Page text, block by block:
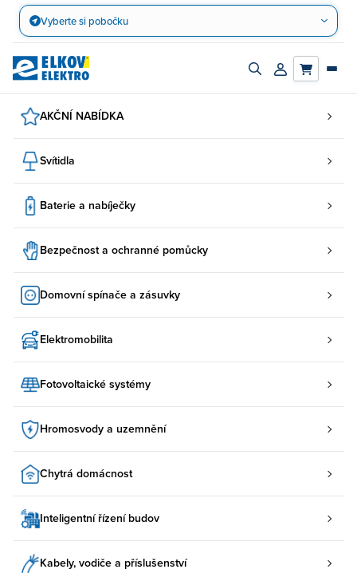
Přejít
obsah
Vyberte si pobočku
Zapnout/vypnout
Přihlásit/
AKČNÍ NABÍDKA
Svítidla
Baterie a nabíječky
Bezpečnost a ochranné pomůcky
Domovní spínače a zásuvky
Elektromobilita
Fotovoltaické systémy
Hromosvody a uzemnění
Chytrá domácnost
Inteligentní řízení budov
Kabely, vodiče a příslušenství